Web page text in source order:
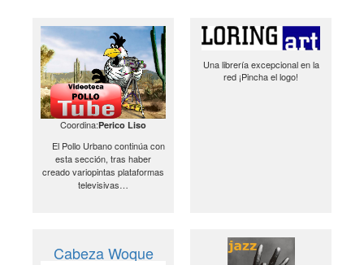
Coordina:Perico Liso
El Pollo Urbano continúa con
esta sección, tras haber
creado variopintas plataformas
televisivas…
Una librería excepcional en la
red ¡Pincha el logo!
Cabeza Woque